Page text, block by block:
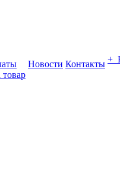
товар
Новости Контакты +